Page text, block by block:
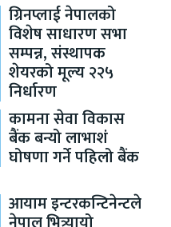
ग्रिनप्लाई नेपालको
विशेष साधारण सभा
सम्पन्न, संस्थापक
शेयरको मूल्य २२५
निर्धारण
कामना सेवा विकास
बैंक बन्यो लाभाशं
घोषणा गर्ने पहिलो बैंक
आयाम इन्टरकन्टिनेन्टले